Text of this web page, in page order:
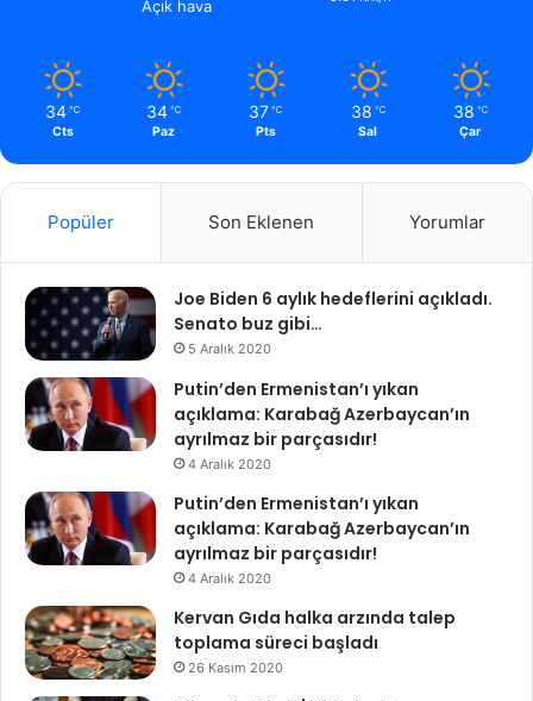
Açık hava
34 ℃
Cts
34 ℃
Paz
37 ℃
Pts
38 ℃
Sal
38 ℃
Çar
Popüler Son Eklenen Yorumlar
Joe Biden 6 aylık hedeflerini açıkladı.
Senato buz gibi…
5 Aralık 2020
Putin’den Ermenistan’ı yıkan
açıklama: Karabağ Azerbaycan’ın
ayrılmaz bir parçasıdır!
4 Aralık 2020
Putin’den Ermenistan’ı yıkan
açıklama: Karabağ Azerbaycan’ın
ayrılmaz bir parçasıdır!
4 Aralık 2020
Kervan Gıda halka arzında talep
toplama süreci başladı
26 Kasım 2020